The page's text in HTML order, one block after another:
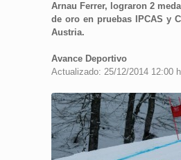
Arnau Ferrer, lograron 2
de oro en pruebas IPCAS y
Austria.
Avance Deportivo
Actualizado: 25/12/2014 12:00